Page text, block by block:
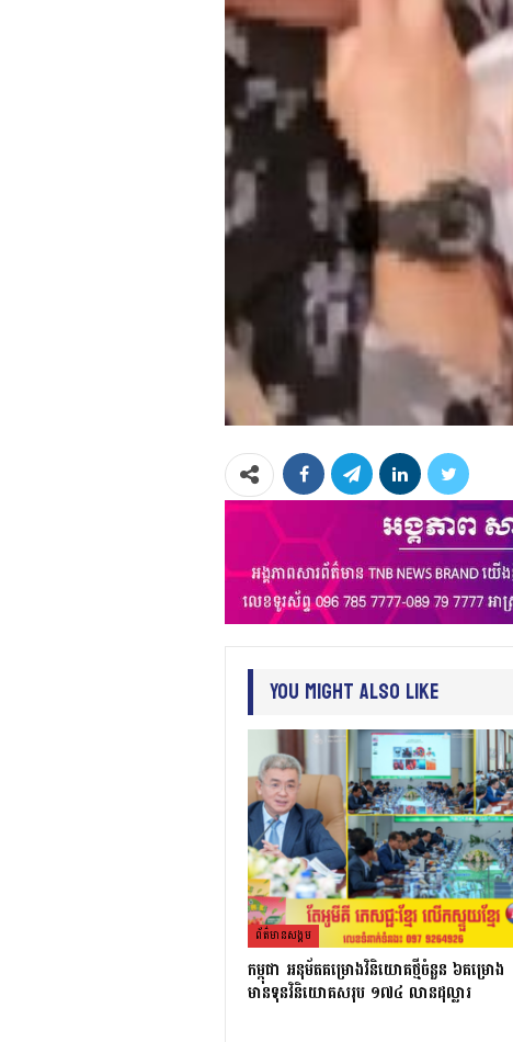
You Might Also Like
ព័ត៌មាន​សង្គម
កម្ពុជា អនុម័តគម្រោងវិនិយោគថ្មីចំនួន ៦គម្រោង
មានទុនវិនិយោគសរុប ១៧៤ លានដុល្លារ